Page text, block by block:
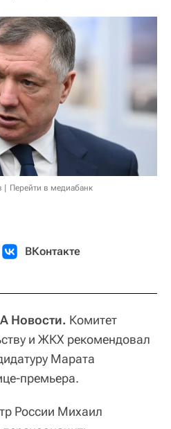
Перейти в медиабанк
ВКонтакте
Новости. Комитет
и ЖКХ рекомендовал
Марата
премьера.
России Михаил